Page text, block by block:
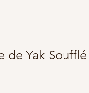
de Yak Soufflé